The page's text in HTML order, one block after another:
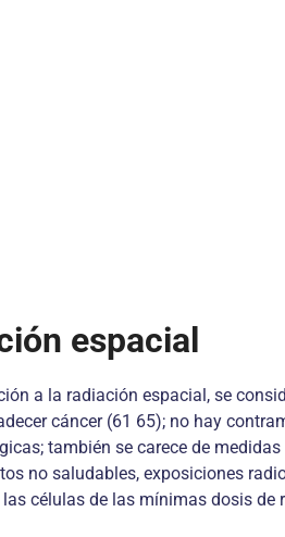
espacial
a la radiación espacial, se
cáncer (61 65); no hay
también se carece de
no salu­dables, exposiciones
cé­lulas de las mínimas dosis